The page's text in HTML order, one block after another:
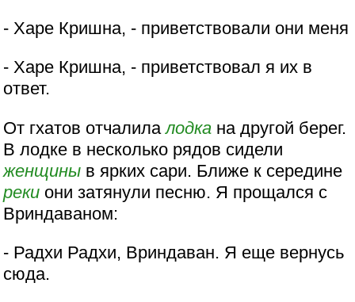
- Харе Кришна, - приветствовали они меня
- Харе Кришна, - приветствовал я их в
ответ.
От гхатов отчалилалодка на другой берег.
В лодке в несколько рядов сидели
женщины в ярких сари. Ближе к середине
реки они затянули песню. Я прощался с
Вриндаваном:
- Радхи Радхи, Вриндаван. Я еще вернусь
сюда.